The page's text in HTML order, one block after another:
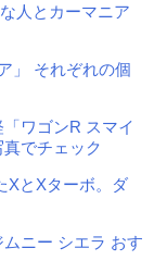
人とカーマニア
」 それぞれの個
ワゴンR スマイ
でチェック
XとXターボ。ダ
ニー シエラ おす